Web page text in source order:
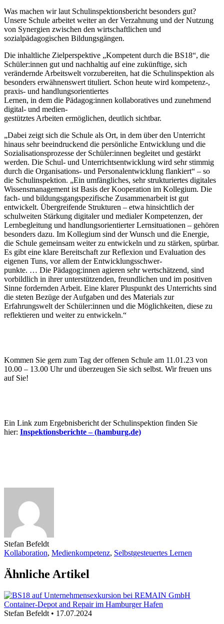
Was machen wir laut Schulinspektionsbericht besonders gut?
Unsere Schule arbeitet weiter an der Verzahnung und der Nutzung
von Synergien zwischen den wirtschaftlichen und
sozialpädagogischen Bildungsgängen.
Die inhaltliche Zielperspektive „Kompetent durch die BS18“, die
Schüler:innen gut und nachhaltig auf eine zukünftige, sich
verändernde Arbeitswelt vorzubereiten, hat die Schulinspektion als
besonders erwähnenswert tituliert. Schon heute wird kompetenz-,
praxis- und handlungsorientiertes
Lernen, in dem die Pädagog:innen kollaboratives und zunehmend
digital- und medien-
gestütztes Arbeiten ermöglichen, deutlich sichtbar.
„Dabei zeigt sich die Schule als Ort, in dem über den Unterricht
hinaus sehr beeindruckend die persönliche Entwicklung und die
Sozialisationsprozesse der Schüler:innen begleitet und gestärkt
werden. Die Schul- und Unterrichtsentwicklung wird sehr stimmig
durch die Organisations- und Personalentwicklung flankiert“ – so
die Schulinspektion. „Ein umfängliches, sehr strukturiertes digitales
Wissensmanagement ist Basis der Kooperation im Kollegium. Die
fach- und bildungsgangspezifische Zusammenarbeit ist gut
entwickelt. Übergreifende Strukturen – etwa hinsichtlich der
schulweiten Stärkung digitaler und medialer Kompetenzen, der
Lernbegleitung und handlungsorientierter Lernsituationen – gehören
besonders dazu. Im Kollegium sind der Wunsch und die Energie,
die Schule gemeinsam weiter zu entwickeln und zu stärken, spürbar.
Es gibt eine klare Bereitschaft zur Reflexion und Evaluation des
eigenen Tuns, vor allem der Entwicklungsschwer-
punkte. … Die Pädagog:innen agieren sehr wertschätzend, sind
vorbildlich in ihrer unterstützenden, freundlichen und im positiven
Sinne fordernden Arbeit. Eine klarer Pluspunkt des Unterrichts sind
die steten Bezüge der Aufgaben und des Materials zur
Erfahrungswelt der Schüler:innen und die Möglichkeiten, diese zu
reflektieren und weiter zu entwickeln.“
Kommen Sie gern zum Tag der offenen Schule am 11.01.23 von
10.00 – 13.00 Uhr und überzeugen Sie sich selbst. Wir freuen uns
auf Sie!
Ein Link zum Ergebnisbericht der Schulinspektion finden Sie
hier: Inspektionsberichte – (hamburg.de)
Stefan Befeldt
Kollaboration, Medienkompetenz, Selbstgesteuertes Lernen
Ähnliche Artikel
Stefan Befeldt • 17.07.2024